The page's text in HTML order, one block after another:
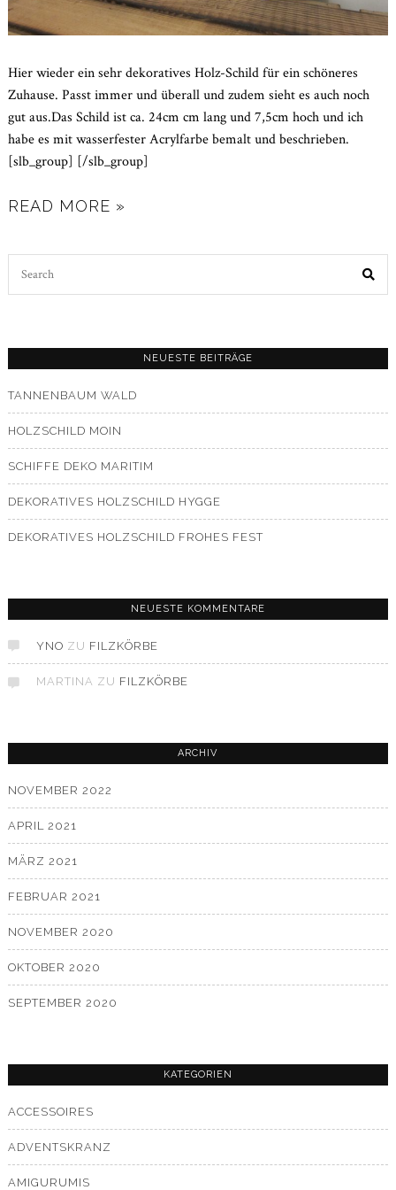
Hier wieder ein sehr dekoratives Holz-Schild für ein schöneres
Zuhause. Passt immer und überall und zudem sieht es auch noch
gut aus.Das Schild ist ca. 24cm cm lang und 7,5cm hoch und ich
habe es mit wasserfester Acrylfarbe bemalt und beschrieben.
[slb_group] [/slb_group]
READ MORE »
NEUESTE BEITRÄGE
TANNENBAUM WALD
HOLZSCHILD MOIN
SCHIFFE DEKO MARITIM
DEKORATIVES HOLZSCHILD HYGGE
DEKORATIVES HOLZSCHILD FROHES FEST
NEUESTE KOMMENTARE
YNO ZU FILZKÖRBE
MARTINA ZU FILZKÖRBE
ARCHIV
NOVEMBER 2022
APRIL 2021
MÄRZ 2021
FEBRUAR 2021
NOVEMBER 2020
OKTOBER 2020
SEPTEMBER 2020
KATEGORIEN
ACCESSOIRES
ADVENTSKRANZ
AMIGURUMIS